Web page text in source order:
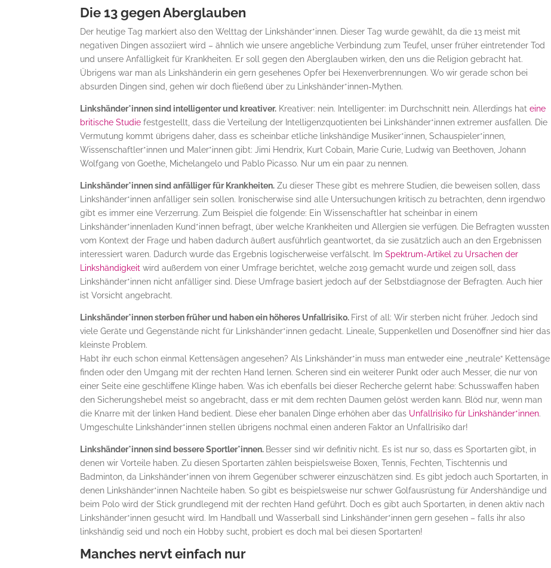
Die 13 gegen Aberglauben
Der heutige Tag markiert also den Welttag der Linkshänder*innen. Dieser Tag wurde gewählt, da die 13 meist mit
negativen Dingen assoziiert wird – ähnlich wie unsere angebliche Verbindung zum Teufel, unser früher eintretender Tod
und unsere Anfälligkeit für Krankheiten. Er soll gegen den Aberglauben wirken, den uns die Religion gebracht hat.
Übrigens war man als Linkshänderin ein gern gesehenes Opfer bei Hexenverbrennungen. Wo wir gerade schon bei
absurden Dingen sind, gehen wir doch fließend über zu Linkshänder*innen-Mythen.
Linkshänder*innen sind intelligenter und kreativer. Kreativer: nein. Intelligenter: im Durchschnitt nein. Allerdings hateine
britische Studie festgestellt, dass die Verteilung der Intelligenzquotienten bei Linkshänder*innen extremer ausfallen. Die
Vermutung kommt übrigens daher, dass es scheinbar etliche linkshändige Musiker*innen, Schauspieler*innen,
Wissenschaftler*innen und Maler*innen gibt: Jimi Hendrix, Kurt Cobain, Marie Curie, Ludwig van Beethoven, Johann
Wolfgang von Goethe, Michelangelo und Pablo Picasso. Nur um ein paar zu nennen.
Linkshänder*innen sind anfälliger für Krankheiten. Zu dieser These gibt es mehrere Studien, die beweisen sollen, dass
Linkshänder*innen anfälliger sein sollen. Ironischerwise sind alle Untersuchungen kritisch zu betrachten, denn irgendwo
gibt es immer eine Verzerrung. Zum Beispiel die folgende: Ein Wissenschaftler hat scheinbar in einem
Linkshänder*innenladen Kund*innen befragt, über welche Krankheiten und Allergien sie verfügen. Die Befragten wussten
vom Kontext der Frage und haben dadurch äußert ausführlich geantwortet, da sie zusätzlich auch an den Ergebnissen
interessiert waren. Dadurch wurde das Ergebnis logischerweise verfälscht. ImSpektrum-Artikel zu Ursachen der
Linkshändigkeit wird außerdem von einer Umfrage berichtet, welche 2019 gemacht wurde und zeigen soll, dass
Linkshänder*innen nicht anfälliger sind. Diese Umfrage basiert jedoch auf der Selbstdiagnose der Befragten. Auch hier
ist Vorsicht angebracht.
Linkshänder*innen sterben früher und haben ein höheres Unfallrisiko. First of all: Wir sterben nicht früher. Jedoch sind
viele Geräte und Gegenstände nicht für Linkshänder*innen gedacht. Lineale, Suppenkellen und Dosenöffner sind hier das
kleinste Problem.
Habt ihr euch schon einmal Kettensägen angesehen? Als Linkshänder*in muss man entweder eine „neutrale“ Kettensäge
finden oder den Umgang mit der rechten Hand lernen. Scheren sind ein weiterer Punkt oder auch Messer, die nur von
einer Seite eine geschliffene Klinge haben. Was ich ebenfalls bei dieser Recherche gelernt habe: Schusswaffen haben
den Sicherungshebel meist so angebracht, dass er mit dem rechten Daumen gelöst werden kann. Blöd nur, wenn man
die Knarre mit der linken Hand bedient. Diese eher banalen Dinge erhöhen aber das Unfallrisiko für Linkshänder*innen.
Umgeschulte Linkshänder*innen stellen übrigens nochmal einen anderen Faktor an Unfallrisiko dar!
Linkshänder*innen sind bessere Sportler*innen. Besser sind wir definitiv nicht. Es ist nur so, dass es Sportarten gibt, in
denen wir Vorteile haben. Zu diesen Sportarten zählen beispielsweise Boxen, Tennis, Fechten, Tischtennis und
Badminton, da Linkshänder*innen von ihrem Gegenüber schwerer einzuschätzen sind. Es gibt jedoch auch Sportarten, in
denen Linkshänder*innen Nachteile haben. So gibt es beispielsweise nur schwer Golfausrüstung für Andershändige und
beim Polo wird der Stick grundlegend mit der rechten Hand geführt. Doch es gibt auch Sportarten, in denen aktiv nach
Linkshänder*innen gesucht wird. Im Handball und Wasserball sind Linkshänder*innen gern gesehen – falls ihr also
linkshändig seid und noch ein Hobby sucht, probiert es doch mal bei diesen Sportarten!
Manches nervt einfach nur